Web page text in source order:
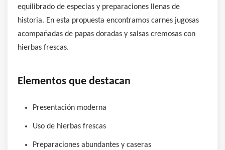
equilibrado de especias y preparaciones llenas de
historia. En esta propuesta encontramos carnes jugosas
acompañadas de papas doradas y salsas cremosas con
hierbas frescas.
Elementos que destacan
Presentación moderna
Uso de hierbas frescas
Preparaciones abundantes y caseras